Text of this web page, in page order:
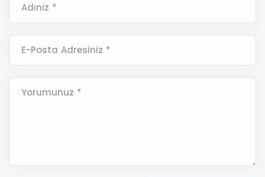
Adınız *
E-Posta Adresiniz *
Yorumunuz *